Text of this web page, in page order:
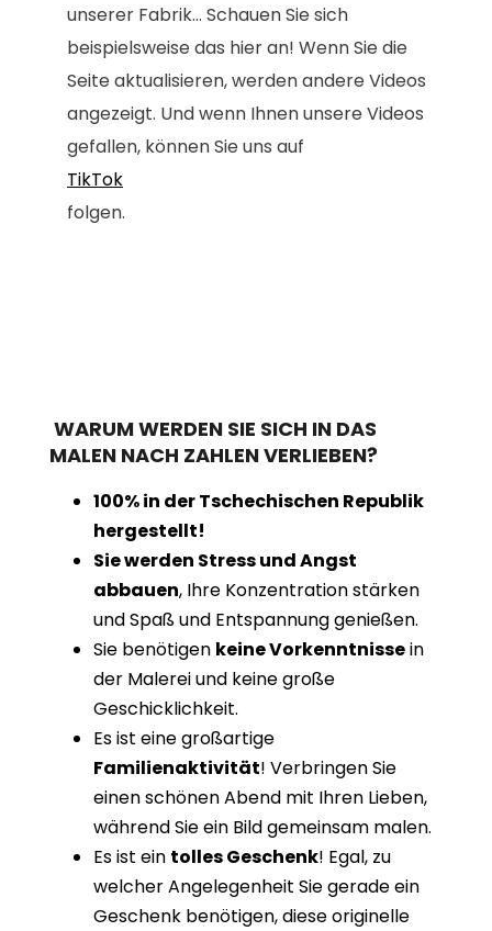
unserer Fabrik... Schauen Sie sich
beispielsweise das hier an! Wenn Sie die
Seite aktualisieren, werden andere Videos
angezeigt. Und wenn Ihnen unsere Videos
gefallen, können Sie uns auf
TikTok
folgen.
WARUM WERDEN SIE SICH IN DAS
MALEN NACH ZAHLEN VERLIEBEN?
100% in der Tschechischen Republik
hergestellt!
Sie werden Stress und Angst
abbauen, Ihre Konzentration stärken
und Spaß und Entspannung genießen.
Sie benötigen keine Vorkenntnissein
der Malerei und keine große
Geschicklichkeit.
Es ist eine großartige
Familienaktivität! Verbringen Sie
einen schönen Abend mit Ihren Lieben,
während Sie ein Bild gemeinsam malen.
Es ist ein tolles Geschenk! Egal, zu
welcher Angelegenheit Sie gerade ein
Geschenk benötigen, diese originelle